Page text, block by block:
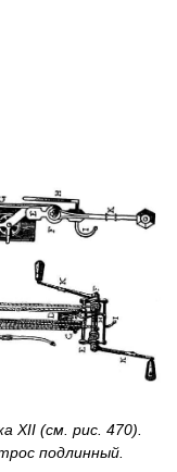
XII (см. рис. 470).
подлинный.